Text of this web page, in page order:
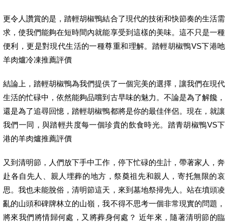
更令人讚賞的是，踏輕胡椒鴨結合了現代的技術和快節奏的生活需
求，使我們能夠在短時間內就能享受到這樣的美味。這不只是一種
便利，更是對現代生活的一種尊重和理解。踏輕胡椒鴨VS下港吔
羊肉爐冷凍推薦評價
結論上，踏輕胡椒鴨為我們提供了一個完美的選擇，讓我們在現代
生活的忙碌中，依然能夠品嚐到古早味的魅力。不論是為了解饞，
還是為了追尋回憶，踏輕胡椒鴨都將是你的最佳伴侶。現在，就讓
我們一同，與踏輕共度每一個珍貴的飲食時光。踏青胡椒鴨VS下
港的羊肉爐推薦評價
又到清明節，人們放下手中工作，停下忙碌的生計，帶著家人，奔
赴各自先人、親人埋葬的地方，祭奠祖先和親人，寄托無限的哀
思。我也未能脫俗，清明節這天，來到墓地祭掃先人。站在墳頭凌
亂的山頭和碑牌林立的山嶺，我不得不思考一個非常現實的問題，
將來我們將情歸何處，又將葬身何處？ 近年來，隨著清明節的臨